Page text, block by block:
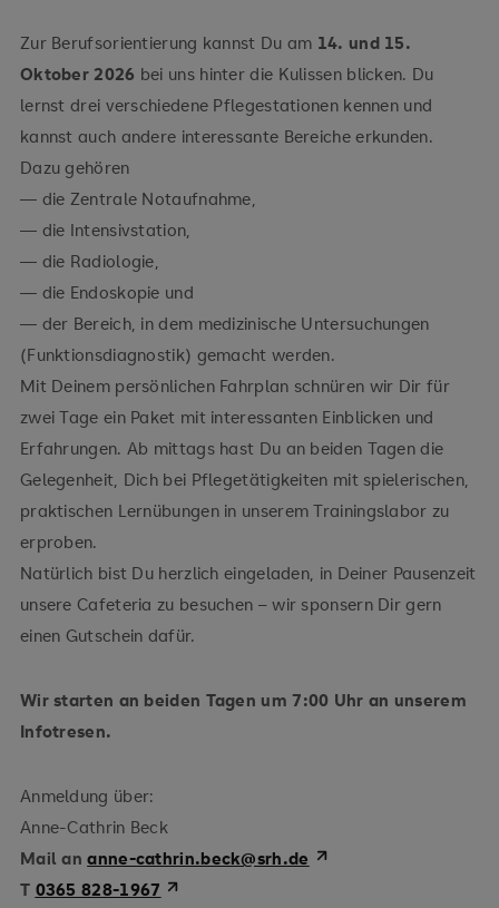
Zur Berufsorientierung kannst Du am 14. und 15.
Oktober 2026 bei uns hinter die Kulissen blicken. Du
lernst drei verschiedene Pflegestationen kennen und
kannst auch andere interessante Bereiche erkunden.
Dazu gehören
— die Zentrale Notaufnahme,
— die Intensivstation,
— die Radiologie,
— die Endoskopie und
— der Bereich, in dem medizinische Untersuchungen
(Funktionsdiagnostik) gemacht werden.
Mit Deinem persönlichen Fahrplan schnüren wir Dir für
zwei Tage ein Paket mit interessanten Einblicken und
Erfahrungen. Ab mittags hast Du an beiden Tagen die
Gelegenheit, Dich bei Pflegetätigkeiten mit spielerischen,
praktischen Lernübungen in unserem Trainingslabor zu
erproben.
Natürlich bist Du herzlich eingeladen, in Deiner Pausenzeit
unsere Cafeteria zu besuchen – wir sponsern Dir gern
einen Gutschein dafür.
Wir starten an beiden Tagen um 7:00 Uhr an unserem
Infotresen.
Anmeldung über:
Anne-Cathrin Beck
Mail ananne-cathrin.beck@srh.de
T 0365 828-1967